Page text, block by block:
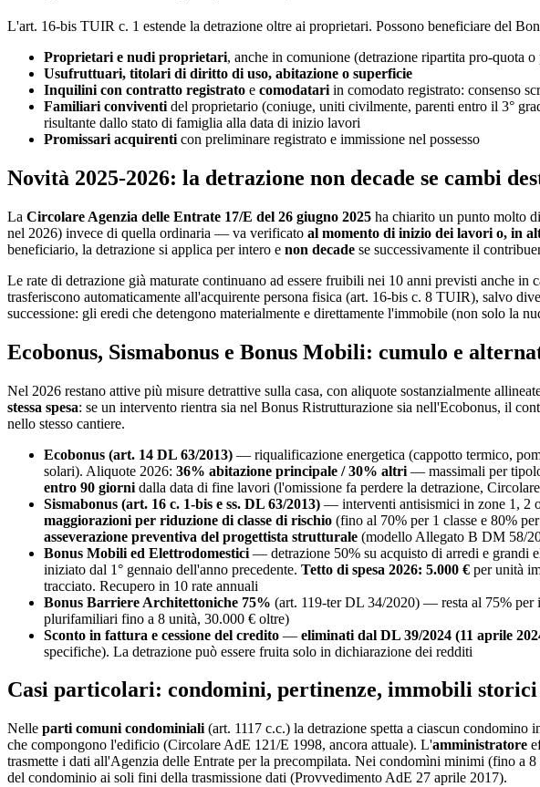
L'art. 16-bis TUIR c. 1 estende la detrazione oltre ai proprietari. Possono beneficiare del
Proprietari e nudi proprietari, anche in comunione (detrazione ripartita pro-quota
Usufruttuari, titolari di diritto di uso, abitazione o superficie
Inquilini con contratto registrato e comodatari in comodato registrato: consenso
Familiari conviventi del proprietario (coniuge, uniti civilmente, parenti entro il 3°
risultante dallo stato di famiglia alla data di inizio lavori
Promissari acquirenti con preliminare registrato e immissione nel possesso
Novità 2025-2026: la detrazione non decade se cambi
La Circolare Agenzia delle Entrate 17/E del 26 giugno 2025 ha chiarito un punto molto
nel 2026) invece di quella ordinaria — va verificato al momento di inizio dei lavori o, in
beneficiario, la detrazione si applica per intero e non decade se successivamente il
Le rate di detrazione già maturate continuano ad essere fruibili nei 10 anni previsti anche in
trasferiscono automaticamente all'acquirente persona fisica (art. 16-bis c. 8 TUIR), salvo
successione: gli eredi che detengono materialmente e direttamente l'immobile (non solo la
Ecobonus, Sismabonus e Bonus Mobili: cumulo e
Nel 2026 restano attive più misure detrattive sulla casa, con aliquote sostanzialmente
stessa spesa: se un intervento rientra sia nel Bonus Ristrutturazione sia nell'Ecobonus, il
nello stesso cantiere.
Ecobonus (art. 14 DL 63/2013) — riqualificazione energetica (cappotto termico,
solari). Aliquote 2026: 36% abitazione principale / 30% altri — massimali per
entro 90 giorni dalla data di fine lavori (l'omissione fa perdere la detrazione,
Sismabonus (art. 16 c. 1-bis e ss. DL 63/2013) — interventi antisismici in zone 1, 2
maggiorazioni per riduzione di classe di rischio (fino al 70% per 1 classe e 80%
asseverazione preventiva del progettista strutturale (modello Allegato B DM 58/
Bonus Mobili ed Elettrodomestici — detrazione 50% su acquisto di arredi e grandi
iniziato dal 1° gennaio dell'anno precedente. Tetto di spesa 2026: 5.000 € per unità
tracciato. Recupero in 10 rate annuali
Bonus Barriere Architettoniche 75% (art. 119-ter DL 34/2020) — resta al 75%
plurifamiliari fino a 8 unità, 30.000 € oltre)
Sconto in fattura e cessione del credito — eliminati dal DL 39/2024 (11 aprile
specifiche). La detrazione può essere fruita solo in dichiarazione dei redditi
Casi particolari: condomini, pertinenze, immobili storici
Nelle parti comuni condominiali (art. 1117 c.c.) la detrazione spetta a ciascun condomino
che compongono l'edificio (Circolare AdE 121/E 1998, ancora attuale). L'amministratore
trasmette i dati all'Agenzia delle Entrate per la precompilata. Nei condomìni minimi (fino a
del condominio ai soli fini della trasmissione dati (Provvedimento AdE 27 aprile 2017).